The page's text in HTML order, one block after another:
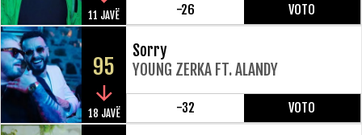
11 JAVË -26 VOTO
95
18 JAVË
Sorry
YOUNG ZERKA FT. ALANDY
-32 VOTO